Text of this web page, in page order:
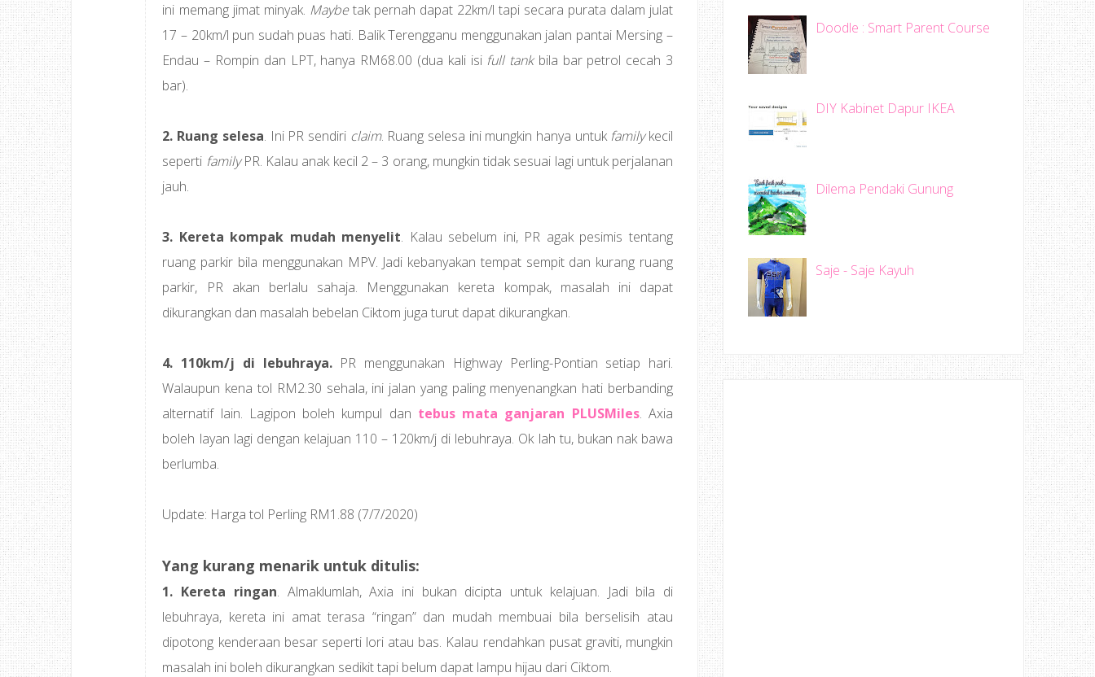
ini memang jimat minyak. Maybetak pernah dapat 22km/l tapi secara purata dalam julat
17 – 20km/l pun sudah puas hati. Balik Terengganu menggunakan jalan pantai Mersing –
Endau – Rompin dan LPT, hanya RM68.00 (dua kali isi full tankbila bar petrol cecah 3
bar).
2. Ruang selesa. Ini PR sendiri claim. Ruang selesa ini mungkin hanya untuk familykecil
seperti familyPR. Kalau anak kecil 2 – 3 orang, mungkin tidak sesuai lagi untuk perjalanan
jauh.
3. Kereta kompak mudah menyelit. Kalau sebelum ini, PR agak pesimis tentang
ruang parkir bila menggunakan MPV. Jadi kebanyakan tempat sempit dan kurang ruang
parkir, PR akan berlalu sahaja. Menggunakan kereta kompak, masalah ini dapat
dikurangkan dan masalah bebelan Ciktom juga turut dapat dikurangkan.
4. 110km/j di lebuhraya.PR menggunakan Highway Perling-Pontian setiap hari.
Walaupun kena tol RM2.30 sehala, ini jalan yang paling menyenangkan hati berbanding
alternatif lain. Lagipon boleh kumpul dan tebus mata ganjaran PLUSMiles. Axia
boleh layan lagi dengan kelajuan 110 – 120km/j di lebuhraya. Ok lah tu, bukan nak bawa
berlumba.
Update: Harga tol Perling RM1.88 (7/7/2020)
Yang kurang menarik untuk ditulis:
1. Kereta ringan. Almaklumlah, Axia ini bukan dicipta untuk kelajuan. Jadi bila di
lebuhraya, kereta ini amat terasa “ringan” dan mudah membuai bila berselisih atau
dipotong kenderaan besar seperti lori atau bas. Kalau rendahkan pusat graviti, mungkin
masalah ini boleh dikurangkan sedikit tapi belum dapat lampu hijau dari Ciktom.
Doodle : Smart Parent Course
DIY Kabinet Dapur IKEA
Dilema Pendaki Gunung
Saje - Saje Kayuh